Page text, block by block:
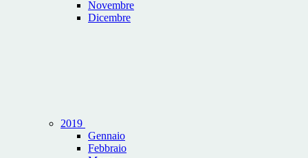
Novembre
Dicembre
2019
Gennaio
Febbraio